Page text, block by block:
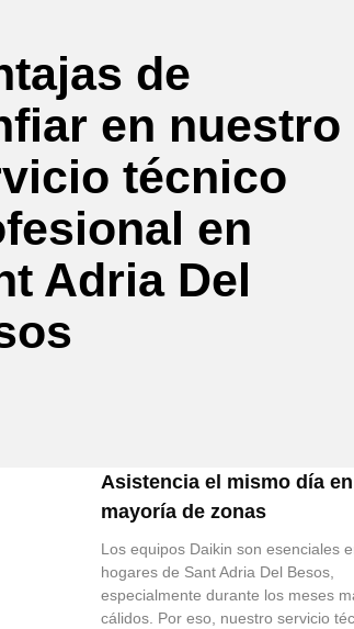
de
en nuestro
técnico
en
Adria Del
Asistencia el mismo día
mayoría de zonas
Los equipos Daikin son esenciales
hogares de Sant Adria Del Besos,
especialmente durante los meses
cálidos. Por eso, nuestro servicio